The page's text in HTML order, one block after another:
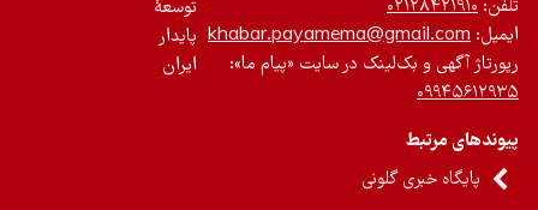
۰۲۱۲۸۴۲۱۹۱۰
khabar.payamema@gmail.com
آگهی و بک‌لینک در سایت «پیام ما»:
مرتبط
پایگاه خبری گلونی
توسعۀ
پایدار
ایران